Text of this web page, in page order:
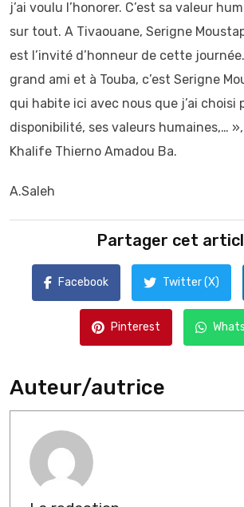
j’ai voulu l’honorer. C’est sa valeur
sur tout. A Tivaouane, Serigne
est l’invité d’honneur de cette
grand ami et à Touba, c’est Serigne
qui habite ici avec nous que j’ai choisi
disponibilité, ses valeurs humaines,…
Khalife Thierno Amadou Ba.
A.Saleh
Partager cet
Facebook Twitter (X)
Pinterest
Auteur/autrice